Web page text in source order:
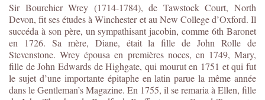
Sir Bourchier Wrey (1714-1784), de Tawstock Court, North
Devon, fit ses études à Winchester et au New College d’Oxford. Il
succéda à son père, un sympathisant jacobin, comme 6th Baronet
en 1726. Sa mère, Diane, était la fille de John Rolle de
Stevenstone. Wrey épousa en premières noces, en 1749, Mary,
fille de John Edwards de Highgate, qui mourut en 1751 et qui fut
le sujet d’une importante épitaphe en latin parue la même année
dans le Gentleman’s Magazine. En 1755, il se remaria à Ellen, fille